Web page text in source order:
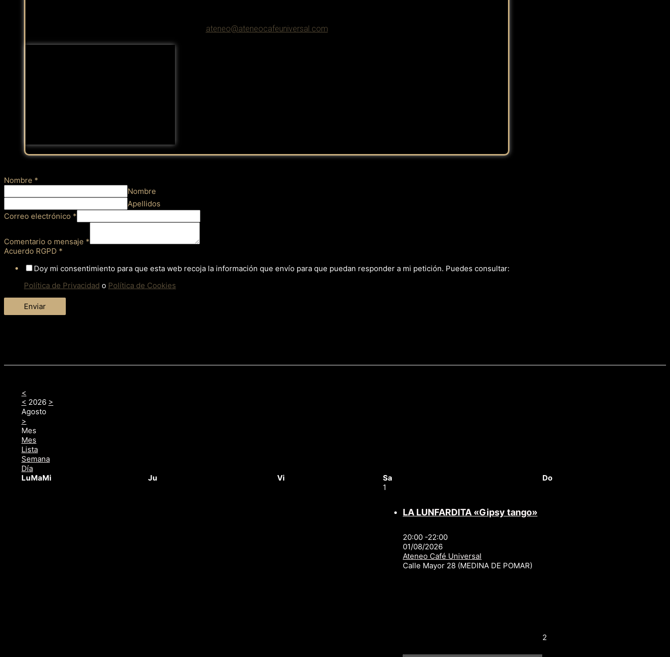
ateneo@ateneocafeuniversal.com
Nombre *
Nombre
Apellidos
Correo electrónico *
Comentario o mensaje *
Acuerdo RGPD *
Doy mi consentimiento para que esta web recoja la información que envío para que puedan responder a mi petición. Puedes consultar:
Política de Privacidad o Política de Cookies
Enviar
<
< 2026 >
Agosto
>
Mes
Mes
Lista
Semana
Día
LuMaMi Ju Vi Sa
Do
1
LA LUNFARDITA «Gipsy tango»
20:00 -22:00
01/08/2026
Ateneo Café Universal
Calle Mayor 28 (MEDINA DE POMAR)
2